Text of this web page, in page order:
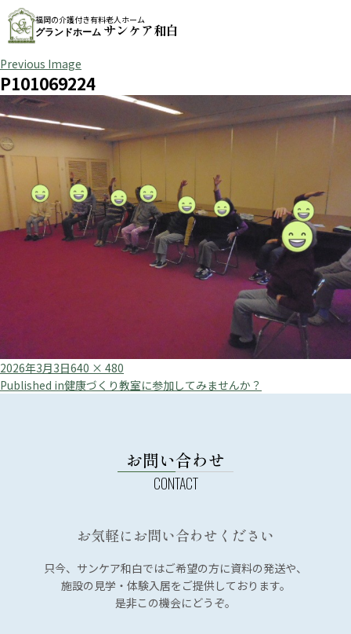
福岡の介護付き有料老人ホーム
グランドホーム サンケア和白
Previous Image
P101069224
Posted
on
2026年3月3日Full
size
640 × 480
投
Published in健康づくり教室に参加してみませんか？
お問い合わせ
お気軽にお問い合わせください
只今、サンケア和白ではご希望の方に資料の発送や、
施設の見学・体験入居をご提供しております。
是非この機会にどうぞ。